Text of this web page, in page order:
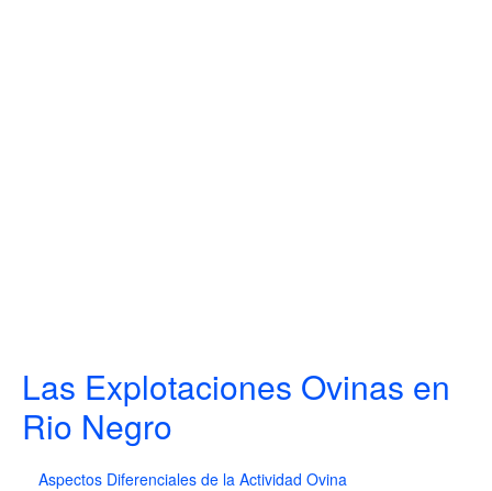
Las Explotaciones Ovinas en
Rio Negro
Aspectos Diferenciales de la Actividad Ovina